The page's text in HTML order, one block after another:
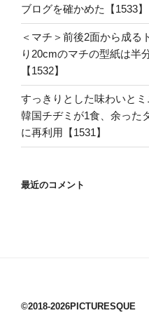
ブログを確かめた【1533】
＜マチ＞前後2面から成る
り20cmのマチの型紙は半
【1532】
すっきりとした味わいと
韓国チヂミが1食、余った
に再利用【1531】
最近のコメント
©2018-2026PICTURESQUE